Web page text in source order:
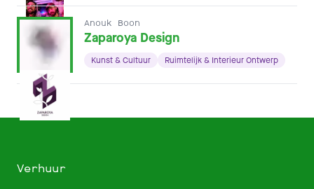
Anouk Boon
Zaparoya Design
Kunst & Cultuur Ruimtelijk & Interieur Ontwerp
Verhuur